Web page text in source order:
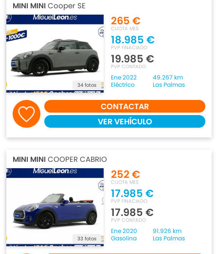
MINI MINI Cooper SE
34 fotos
265 €
CUOTA MES
18.985 €
PVP FINACIADO
19.985 €
PVP CONTADO
Ene 2022
49.267 km
Eléctrico
Las Palmas
CONTACTAR
VER VEHÍCULO
MINI MINI COOPER CABRIO
33 fotos
252 €
CUOTA MES
17.985 €
PVP FINACIADO
17.985 €
PVP CONTADO
Ene 2020
91.926 km
Gasolina
Las Palmas